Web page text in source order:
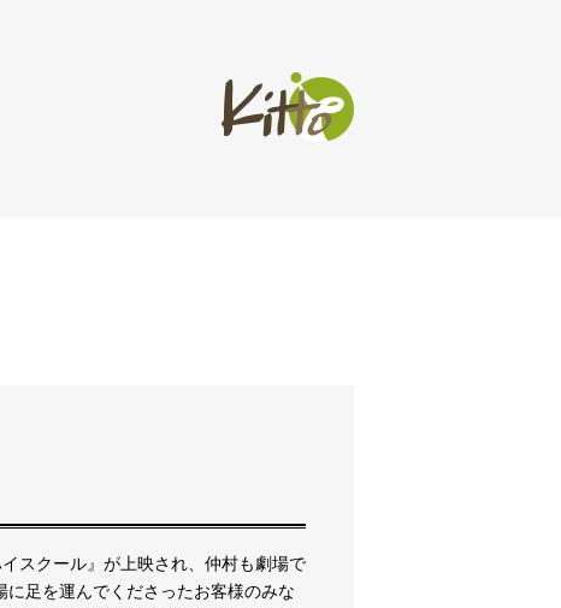
スクール』が上映され、仲村も劇場で
足を運んでくださったお客様のみな